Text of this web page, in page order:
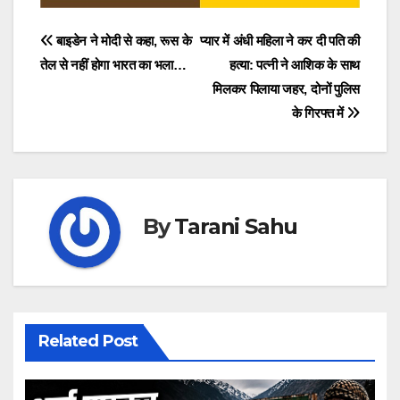
Post
navigation
प्यार में अंधी महिला ने कर दी पति की
हत्या: पत्नी ने आशिक के साथ
मिलकर पिलाया जहर, दोनों पुलिस
के गिरफ्त में
बाइडेन ने मोदी से कहा, रूस के
तेल से नहीं होगा भारत का भला…
ByTarani Sahu
Related Post